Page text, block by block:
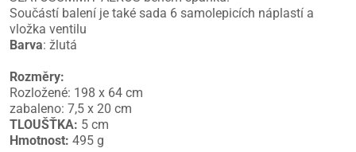
Součástí balení je také sada 6 samolepicích náplastí a
vložka ventilu
Barva: žlutá
Rozměry:
Rozložené: 198 x 64 cm
zabaleno: 7,5 x 20 cm
TLOUŠŤKA: 5 cm
Hmotnost: 495 g